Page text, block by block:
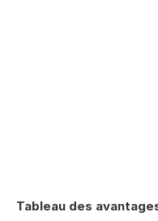
Tableau des